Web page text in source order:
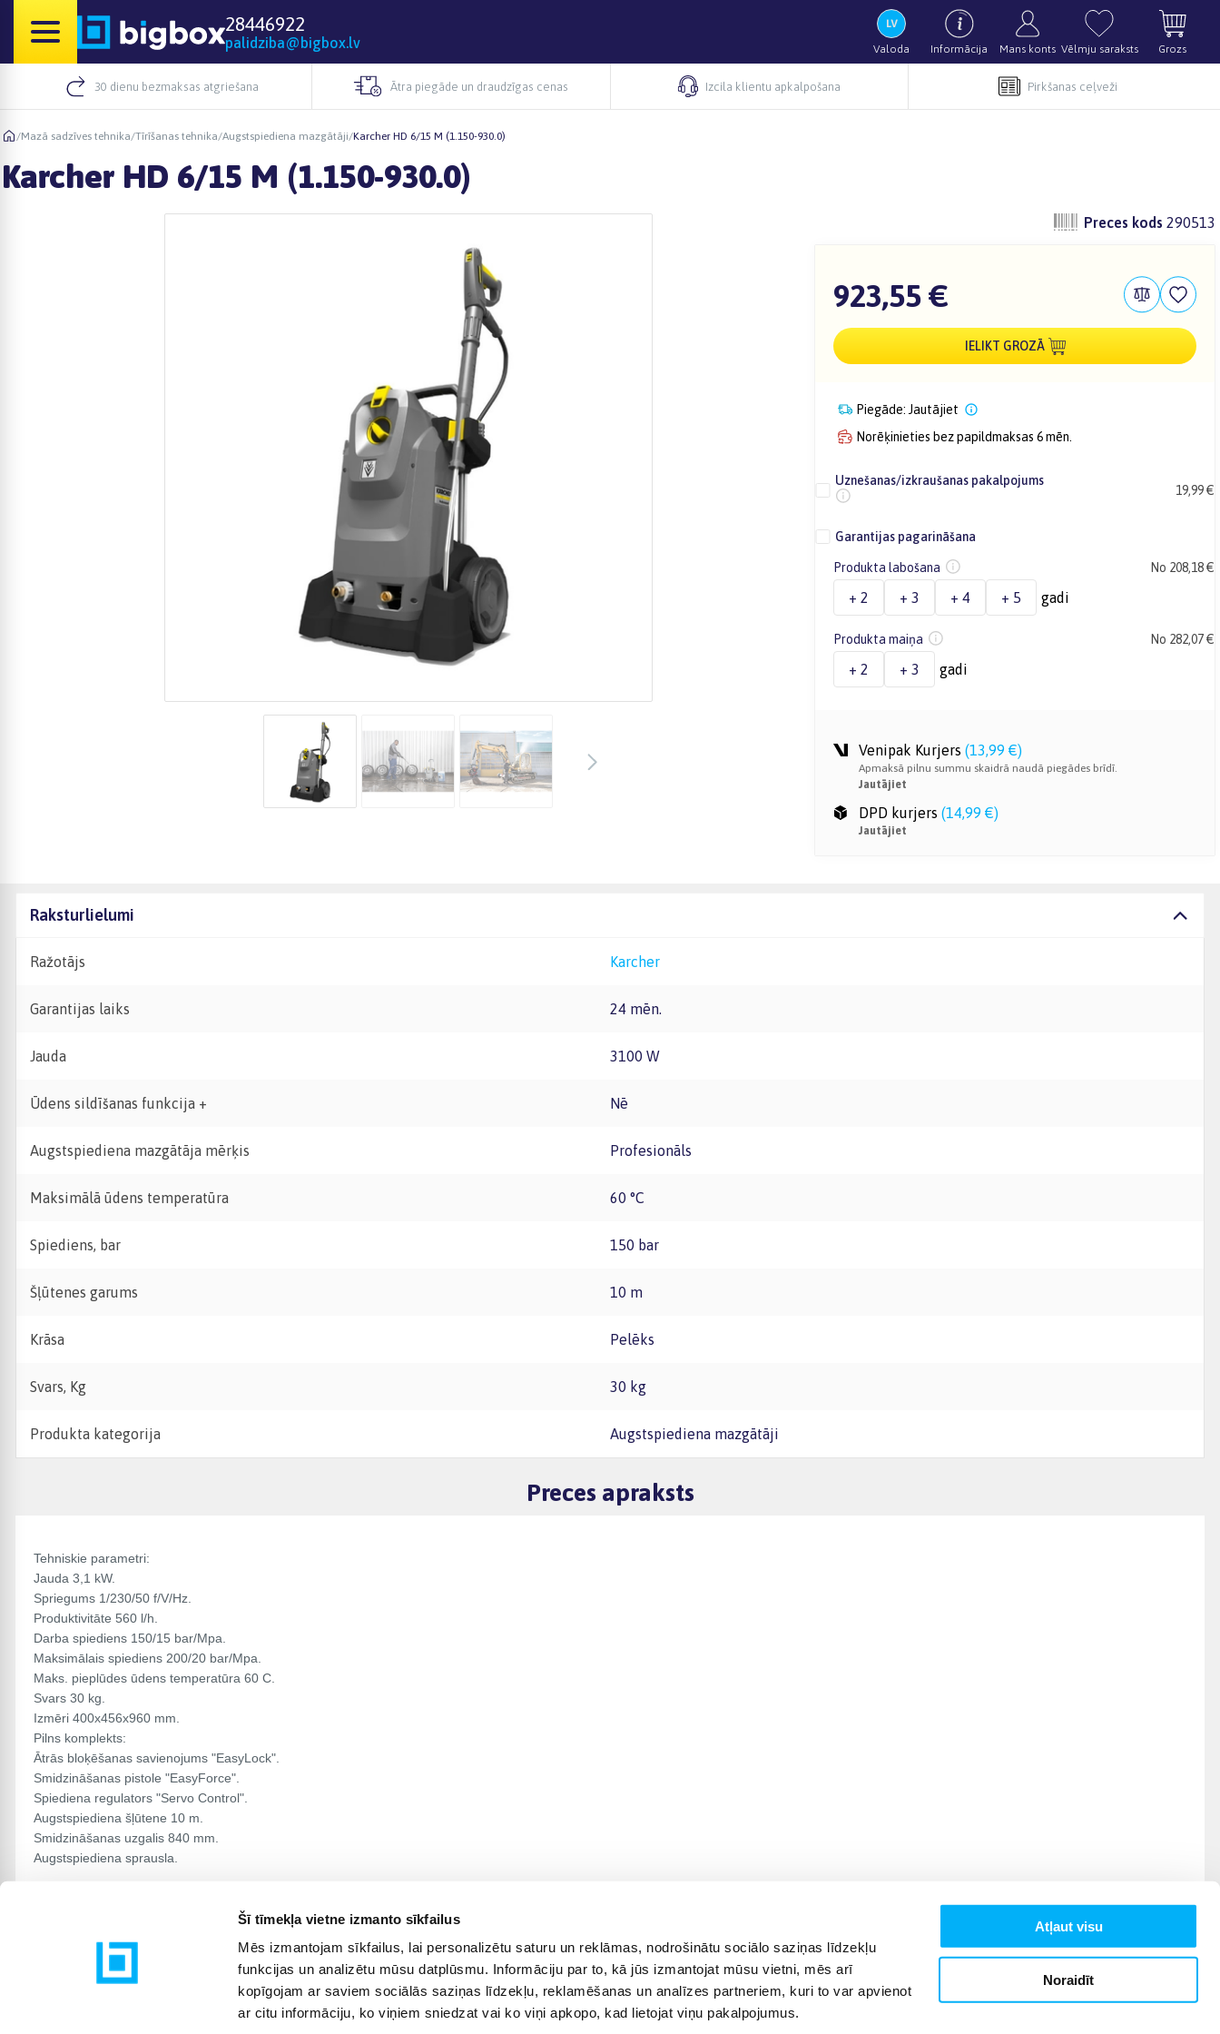
Šī tīmekļa vietne izmanto sīkfailus
Mēs izmantojam sīkfailus, lai personalizētu saturu un reklāmas, nodrošinātu sociālo saziņas līdzekļu
funkcijas un analizētu mūsu datplūsmu. Informāciju par to, kā jūs izmantojat mūsu vietni, mēs arī
kopīgojam ar saviem sociālās saziņas līdzekļu, reklamēšanas un analīzes partneriem, kuri to var apvienot
ar citu informāciju, ko viņiem sniedzat vai ko viņi apkopo, kad lietojat viņu pakalpojumus.
Atļaut visu
Noraidīt
28446922
palidziba@bigbox.lv Valoda Informācija Mans konts Vēlmju saraksts Grozs
30 dienu bezmaksas atgriešana Ātra piegāde un draudzīgas cenas Izcila klientu apkalpošana Pirkšanas ceļveži
/Mazā sadzīves tehnika/Tīrīšanas tehnika/Augstspiediena mazgātāji/Karcher HD 6/15 M (1.150-930.0)
Karcher HD 6/15 M (1.150-930.0)
Preces kods 290513
923,55 €
IELIKT GROZĀ
Piegāde: Jautājiet
Norēķinieties bez papildmaksas 6 mēn.
Uznešanas/izkraušanas pakalpojums
19,99 €
Garantijas pagarināšana
Produkta labošana No 208,18 €
+ 2 + 3 + 4 + 5 gadi
Produkta maiņa No 282,07 €
+ 2 + 3 gadi
Venipak Kurjers (13,99 €)
Apmaksā pilnu summu skaidrā naudā piegādes brīdī.
Jautājiet
DPD kurjers (14,99 €)
Jautājiet
Raksturlielumi
Ražotājs Karcher
Garantijas laiks 24 mēn.
Jauda 3100 W
Ūdens sildīšanas funkcija + Nē
Augstspiediena mazgātāja mērķis Profesionāls
Maksimālā ūdens temperatūra 60 °C
Spiediens, bar 150 bar
Šļūtenes garums 10 m
Krāsa Pelēks
Svars, Kg 30 kg
Produkta kategorija Augstspiediena mazgātāji
Preces apraksts
Tehniskie parametri:
Jauda 3,1 kW.
Spriegums 1/230/50 f/V/Hz.
Produktivitāte 560 l/h.
Darba spiediens 150/15 bar/Mpa.
Maksimālais spiediens 200/20 bar/Mpa.
Maks. pieplūdes ūdens temperatūra 60 C.
Svars 30 kg.
Izmēri 400x456x960 mm.
Pilns komplekts:
Ātrās bloķēšanas savienojums "EasyLock".
Smidzināšanas pistole "EasyForce".
Spiediena regulators "Servo Control".
Augstspiediena šļūtene 10 m.
Smidzināšanas uzgalis 840 mm.
Augstspiediena sprausla.